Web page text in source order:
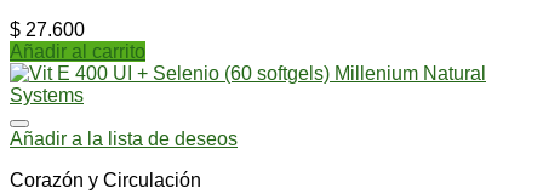
$ 27.600
Añadir al carrito
Añadir a la lista de deseos
Corazón y Circulación